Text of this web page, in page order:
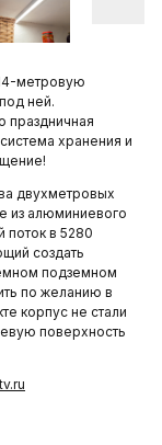
метровую
ней.
праздничная
хранения и
двухметровых
из алюминиевого
поток в 5280
создать
подземном
по желанию в
корпус не стали
поверхность